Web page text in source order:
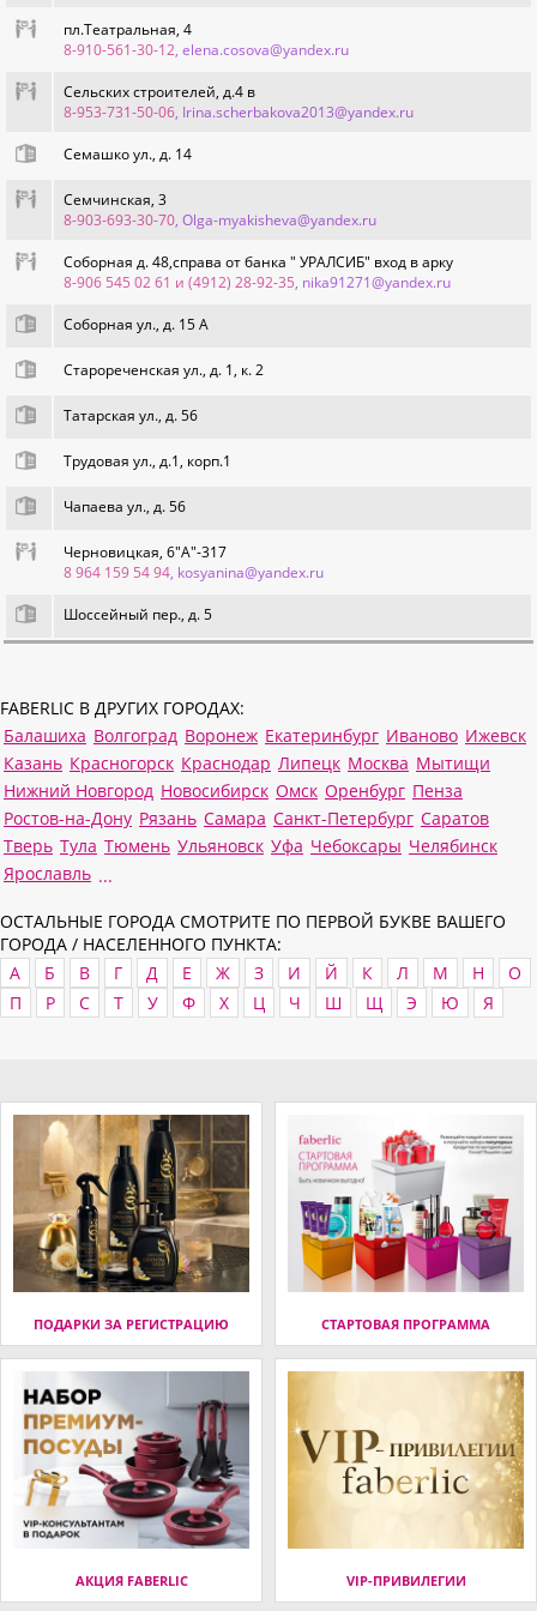
пл.Театральная, 4
8-910-561-30-12, elena.cosova@yandex.ru
Сельских строителей, д.4 в
8-953-731-50-06, Irina.scherbakova2013@yandex.ru
Семашко ул., д. 14
Семчинская, 3
8-903-693-30-70, Olga-myakisheva@yandex.ru
Соборная д. 48,справа от банка " УРАЛСИБ" вход в арку
8-906 545 02 61 и (4912) 28-92-35, nika91271@yandex.ru
Соборная ул., д. 15 А
Старореченская ул., д. 1, к. 2
Татарская ул., д. 56
Трудовая ул., д.1, корп.1
Чапаева ул., д. 56
Черновицкая, 6"А"-317
8 964 159 54 94, kosyanina@yandex.ru
Шоссейный пер., д. 5
FABERLIC В ДРУГИХ ГОРОДАХ:
Балашиха Волгоград Воронеж Екатеринбург Иваново Ижевск
Казань Красногорск Краснодар Липецк Москва Мытищи
Нижний Новгород Новосибирск Омск Оренбург Пенза
Ростов-на-Дону Рязань Самара Санкт-Петербург Саратов
Тверь Тула Тюмень Ульяновск Уфа Чебоксары Челябинск
Ярославль ...
ОСТАЛЬНЫЕ ГОРОДА СМОТРИТЕ ПО ПЕРВОЙ БУКВЕ ВАШЕГО
ГОРОДА / НАСЕЛЕННОГО ПУНКТА:
А
Б В Г Д Е Ж З И Й К Л М Н
О
П
Р С Т У Ф Х Ц Ч Ш Щ Э Ю Я
ПОДАРКИ ЗА РЕГИСТРАЦИЮ СТАРТОВАЯ ПРОГРАММА
АКЦИЯ FABERLIC VIP-ПРИВИЛЕГИИ